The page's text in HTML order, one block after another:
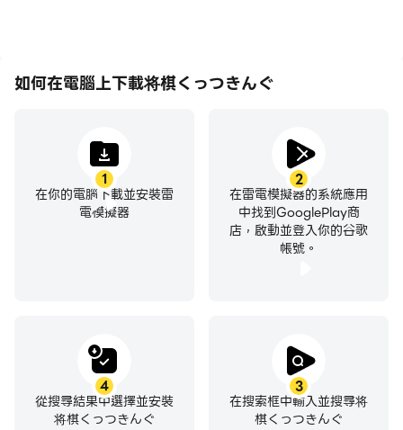
如何在電腦上下載将棋くっつきんぐ
1
在你的電腦下載並安裝雷
電模擬器
2
在雷電模擬器的系統應用
中找到GooglePlay商
店，啟動並登入你的谷歌
帳號。
3
在搜索框中輸入並搜尋将
棋くっつきんぐ
4
從搜尋結果中選擇並安裝
将棋くっつきんぐ